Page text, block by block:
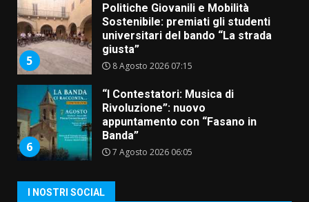
6
“I Contestatori: Musica di
Rivoluzione”: nuovo
appuntamento con “Fasano in
Banda”
7 Agosto 2026 06:05
7
US Fasano, Scianaro: “Profonda
amarezza per esclusione dal
campionato di calcio”
Grande successo per la “Sagra
I NOSTRI SOCIAL